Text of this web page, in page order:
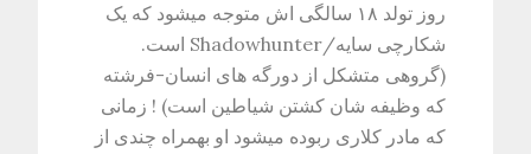
روز تولد ۱۸ سالگی اش متوجه میشود که یک
شکارچی سایه/Shadowhunter است.
(گروهی متشکل از دورگه های انسان-فرشته
که وظیفه شان کشتن شیاطین است) ! زمانی
که مادر کلاری ربوده میشود او بهمراه چندی از